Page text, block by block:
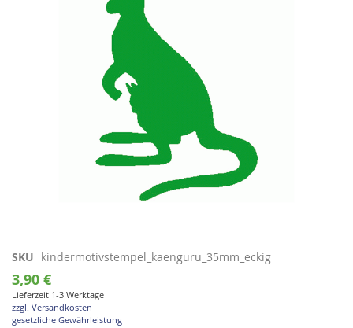
Zum
Anfang
der
Bildgalerie
springen
SKU kindermotivstempel_kaenguru_35mm_eckig
3,90 €
Lieferzeit 1-3 Werktage
zzgl. Versandkosten
gesetzliche Gewährleistung